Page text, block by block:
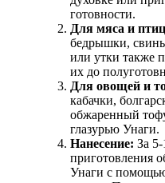
готовности.
Для мяса и
бедрышки,
или утки также
их до
Для овощей и
кабачки,
обжаренный
глазурью Унаги.
Нанесение: За
приготовления
Унаги с